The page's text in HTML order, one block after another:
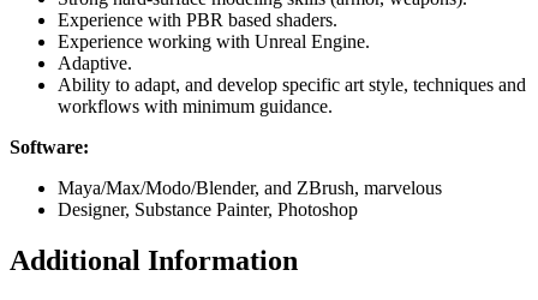
Experience with PBR based shaders.
Experience working with Unreal Engine.
Adaptive.
Ability to adapt, and develop specific art style, techniques and
workflows with minimum guidance.
Software:
Maya/Max/Modo/Blender, and ZBrush, marvelous
Designer, Substance Painter, Photoshop
Additional Information